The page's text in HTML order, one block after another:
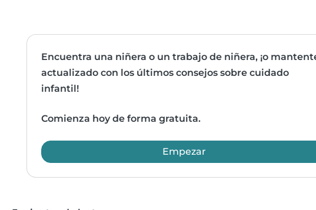
Encuentra una niñera o un trabajo de niñera, ¡o
actualizado con los últimos consejos sobre cuidado
infantil!
Comienza hoy de forma gratuita.
Empezar